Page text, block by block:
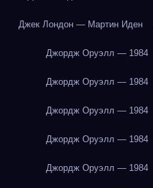
Джек Лондон — Мартин Иден
Джордж Оруэлл — 1984
Джордж Оруэлл — 1984
Джордж Оруэлл — 1984
Джордж Оруэлл — 1984
Джордж Оруэлл — 1984